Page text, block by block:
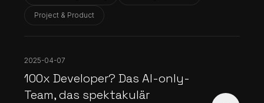
Project & Product
2025-04-07
100x Developer? Das AI-only-
Team, das spektakulär